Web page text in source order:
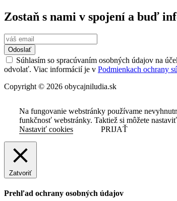
Zostaň s nami v spojení a buď
Odoslať
Súhlasím so spracúvaním osobných údajov na
odvolať. Viac informácií je v Podmienkach ochrany
Copyright © 2026 obycajniludia.sk
Na fungovanie webstránky používame
funkčnosť webstránky. Taktiež si môžete
Nastaviť cookies
PRIJAŤ
Zatvoriť
Prehľad ochrany osobných údajov